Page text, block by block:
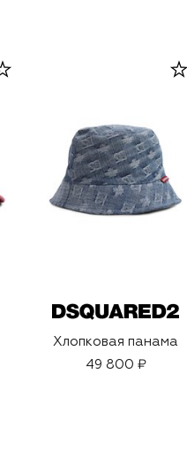
Хлопковая панама
49 800 ₽